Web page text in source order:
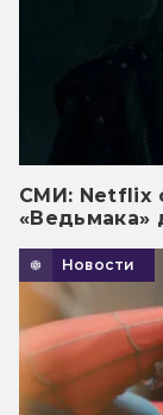
СМИ: Netflix
«Ведьмака»
Новости